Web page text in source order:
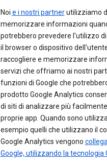
Noi e i nostri partnerutilizziamo
memorizzare informazioni
potrebbero prevedere l'utilizzo di
il browser o dispositivo
raccogliere e memorizzare
servizi che offriamo ai nostri
funzioni di Google che
prodotto Google Analytics
di siti di analizzare più
proprie app. Quando sono
esempio quelli che utilizzano il
Google Analytics vengono
Google, utilizzando la tecnologia